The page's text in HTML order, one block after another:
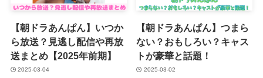
【朝ドラあんぱん】いつか
ら放送？見逃し配信や再放
送まとめ【2025年前期】
2025-03-04
【朝ドラあんぱん】つまら
ない？おもしろい？キャス
トが豪華と話題！
2025-03-02